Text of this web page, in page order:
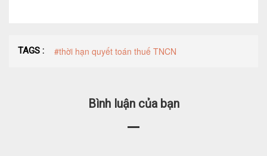
TAGS : #thời hạn quyết toán thuế TNCN
Bình luận của bạn